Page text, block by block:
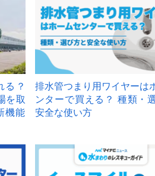
る？
を取
機能
排水管つまり用ワイヤーは
ンターで買える？ 種類・
安全な使い方